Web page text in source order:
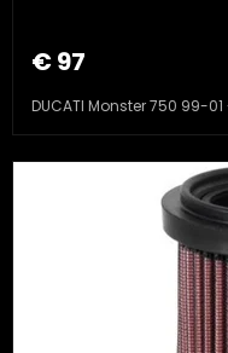
€ 97
DUCATI Monster 750 99-